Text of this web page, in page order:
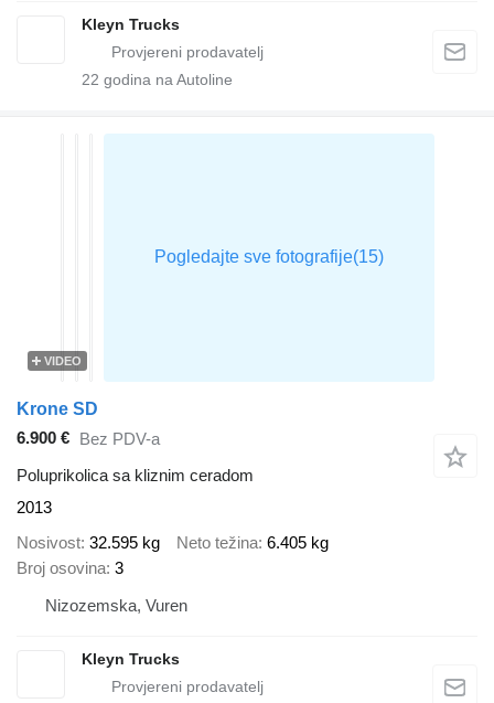
Kleyn Trucks
22 godina na Autoline
VIDEO
Krone SD
6.900 € Bez PDV-a
Poluprikolica sa kliznim ceradom
2013
Nosivost 32.595 kg Neto težina 6.405 kg
Broj osovina 3
Nizozemska, Vuren
Kleyn Trucks